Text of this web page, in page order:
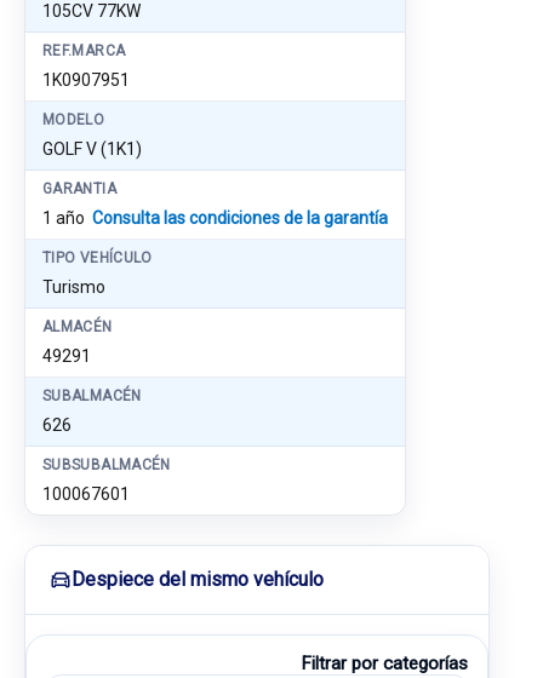
105CV 77KW
REF.MARCA
1K0907951
MODELO
GOLF V (1K1)
GARANTIA
1 año Consulta las condiciones de la garantía
TIPO VEHÍCULO
Turismo
ALMACÉN
49291
SUBALMACÉN
626
SUBSUBALMACÉN
100067601
Despiece del mismo vehículo
Filtrar por categorías